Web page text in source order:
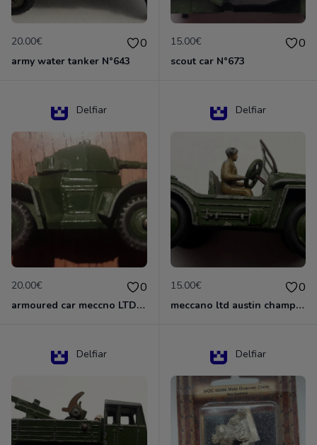
20.00€ 0
army water tanker N°643
15.00€ 0
scout car N°673
Delfiar
20.00€ 0
armoured car meccno LTD N°670
Delfiar
15.00€ 0
meccano ltd austin champ N°674
Delfiar Delfiar